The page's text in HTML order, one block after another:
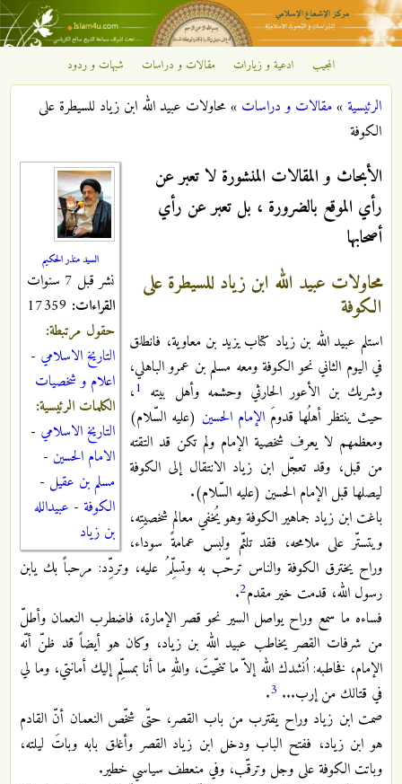
تجاوز إلى المحتوى الرئيسي
مركز
الإشعاع
الإسلامي
المجيب ادعية و زيارات مقالات و دراسات شبهات و ردود
أنت هنا
الرئيسية»مقالات و دراسات »محاولات عبيد الله ابن زياد للسيطرة على
الكوفة
السيد منذر الحكيم
نشر قبل 7 سنوات
القراءات:
حقول مرتبطة:
التاريخ الاسلامي -
اعلام و شخصيات
الكلمات الرئيسية:
التاريخ الاسلامي -
الامام الحسين -
مسلم بن عقيل -
الكوفة - عبيدالله
بن زياد
الأبحاث و المقالات المنشورة لا تعبر عن
رأي الموقع بالضرورة ، بل تعبر عن رأي
أصحابها
محاولات عبيد الله ابن زياد للسيطرة على
الكوفة
استلم عبيد الله بن زياد كتاب يزيد بن معاوية، فانطلق
في اليوم الثاني نحو الكوفة ومعه مسلم بن عمرو الباهلي،
وشريك بن الأعور الحارثي وحشمه وأهل بيته 1،
حيث ينتظر أهلُها قدومَالإمام الحسين (عليه السّلام)
ومعظمهم لا يعرف شخصية الإمام ولم تكن قد التقته
من قبل، وقد تعجّل ابن زياد الانتقال إلى الكوفة
ليصلها قبل الإمام الحسين (عليه السّلام).
باغت ابن زياد جماهير الكوفة وهو يُخفي معالم شخصيتِه،
ويتستّر على ملامحه، فقد تلثّم ولبس عمامةً سوداء،
وراح يخترق الكوفة والناس ترحّب به وتسلِّمُ عليه، وتردِّد: مرحباً بك يابن
رسول الله، قدمت خير مقدم2
.
فساءه ما سمع وراح يواصل السير نحو قصر الإمارة، فاضطرب النعمان وأطلّ
من شرفات القصر يخاطب عبيد الله بن زياد، وكان هو أيضاً قد ظنّ أنّه
الإمام، فخاطبه: اُنشدك الله إلاّ ما تنحّيتَ، واللهِ ما أنا بمسلِّم إليك أمانتي، وما لي
في قتالك من إرب... 3
.
صمت ابن زياد وراح يقترب من باب القصر، حتّى شخّص النعمان أنّ القادم
هو ابن زياد، ففتح الباب ودخل ابن زياد القصر وأغلق بابه وباتَ ليلته،
وباتت الكوفة على وجل وترقّب، وفي منعطف سياسي خطير.